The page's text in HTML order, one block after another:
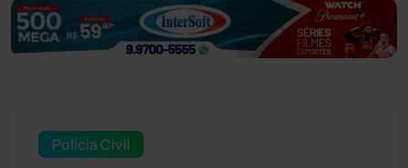
Polícia Civil